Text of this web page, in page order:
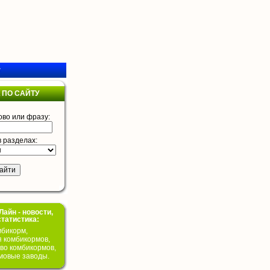
САЙТУ
или фразу:
разделах:
- новости,
комбикормов,
комбикормов,
заводы.